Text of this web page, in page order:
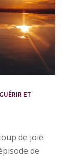
guérir et
de joie
de